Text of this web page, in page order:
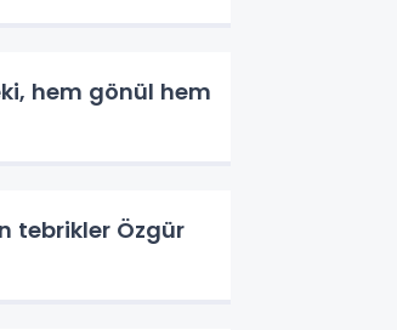
hem gönül hem
tebrikler Özgür